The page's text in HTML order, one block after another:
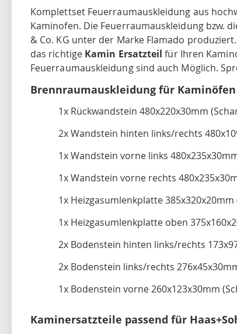
Komplettset Feuerraumauskleidung aus
Kaminofen. Die Feuerraumauskleidung bzw.
& Co. KG unter der Marke Flamado
das richtige Kamin Ersatzteil für Ihren
Feuerraumauskleidung sind auch Möglich.
Brennraumauskleidung für
1x Rückwandstein 480x220x30mm
2x Wandstein hinten links/rechts
1x Wandstein vorne links
1x Wandstein vorne rechts
1x Heizgasumlenkplatte
1x Heizgasumlenkplatte oben
2x Bodenstein hinten links/rechts
2x Bodenstein links/rechts
1x Bodenstein vorne 260x123x30mm
Kaminersatzteile passend für